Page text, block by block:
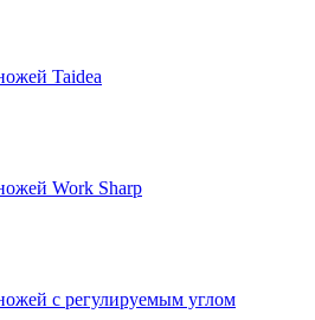
Taidea
Work Sharp
с регулируемым углом